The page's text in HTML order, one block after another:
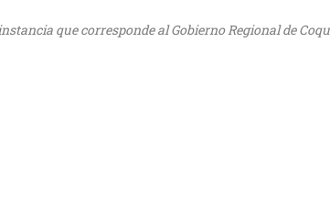
que corresponde al Gobierno Regional de